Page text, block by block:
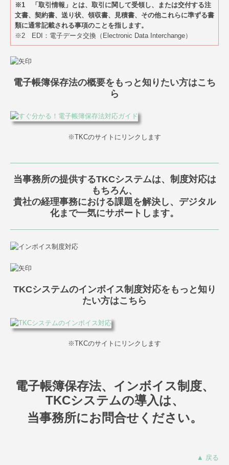
※1 「取引情報」とは、取引に関して受領し、または交付する注
文書、契約書、送り状、領収書、見積書、その他これらに準ずる書
類に通常記載される事項のことを指します。
※2 EDI：電子データ交換（Electronic Data Interchange）
電子帳簿保存法の概要をもっと知りたい方はこち
ら
※TKCのサイトにリンクします
当事務所の提供するTKCシステムは、制度対応は
もちろん、
貴社の経理事務における課題を解決し、デジタル
化まで一気にサポートします。
TKCシステムのインボイス制度対応をもっと知り
たい方はこちら
※TKCのサイトにリンクします
電子帳簿保存法、インボイス制度、
TKCシステムの導入は、
当事務所にお問合せください。
▲ 戻る